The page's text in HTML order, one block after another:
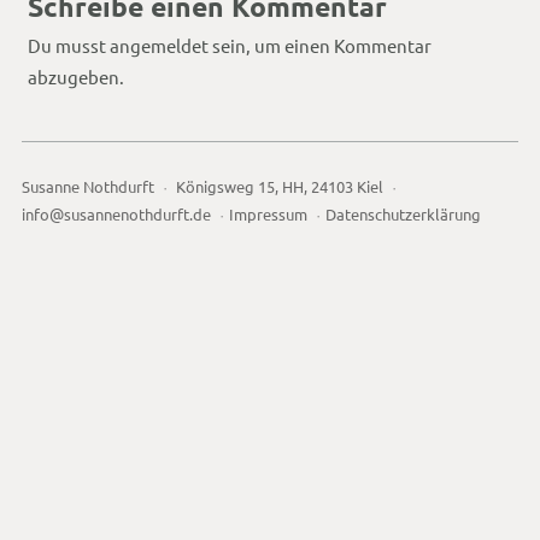
Du musstangemeldetsein, um einen Kommentar
abzugeben.
Susanne Nothdurft
Königsweg 15, HH, 24103 Kiel
info@susannenothdurft.de
Impressum Datenschutzerklärung